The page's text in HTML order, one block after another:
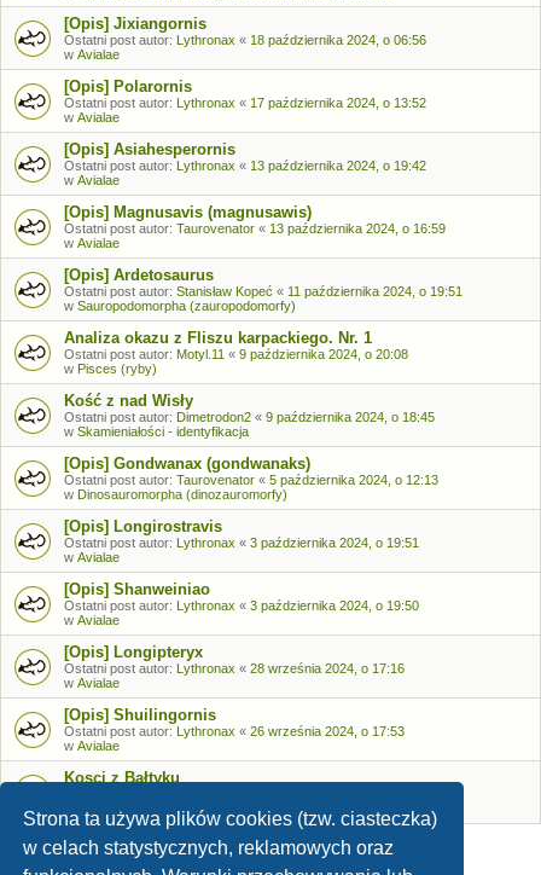
Strona ta używa plików cookies (tzw. ciasteczka)
w celach statystycznych, reklamowych oraz
[Opis] Jixiangornis
Ostatni post autor: Lythronax « 18 października 2024, o 06:56
w Avialae
[Opis] Polarornis
Ostatni post autor: Lythronax « 17 października 2024, o 13:52
w Avialae
[Opis] Asiahesperornis
Ostatni post autor: Lythronax « 13 października 2024, o 19:42
w Avialae
[Opis] Magnusavis (magnusawis)
Ostatni post autor: Taurovenator « 13 października 2024, o 16:59
w Avialae
[Opis] Ardetosaurus
Ostatni post autor: Stanisław Kopeć « 11 października 2024, o 19:51
w Sauropodomorpha (zauropodomorfy)
Analiza okazu z Fliszu karpackiego. Nr. 1
Ostatni post autor: Motyl.11 « 9 października 2024, o 20:08
w Pisces (ryby)
Kość z nad Wisły
Ostatni post autor: Dimetrodon2 « 9 października 2024, o 18:45
w Skamieniałości - identyfikacja
[Opis] Gondwanax (gondwanaks)
Ostatni post autor: Taurovenator « 5 października 2024, o 12:13
w Dinosauromorpha (dinozauromorfy)
[Opis] Longirostravis
Ostatni post autor: Lythronax « 3 października 2024, o 19:51
w Avialae
[Opis] Shanweiniao
Ostatni post autor: Lythronax « 3 października 2024, o 19:50
w Avialae
[Opis] Longipteryx
Ostatni post autor: Lythronax « 28 września 2024, o 17:16
w Avialae
[Opis] Shuilingornis
Ostatni post autor: Lythronax « 26 września 2024, o 17:53
w Avialae
Kosci z Bałtyku
Skamieniałości - identyfikacja